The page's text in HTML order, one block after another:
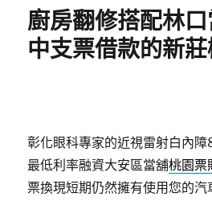
廚房翻修搭配林
中支票借款的新
彰化眼科專家的近視雷射白內
最低利率融資大安區當舖桃園票
票換現短期仍然擁有使用您的汽